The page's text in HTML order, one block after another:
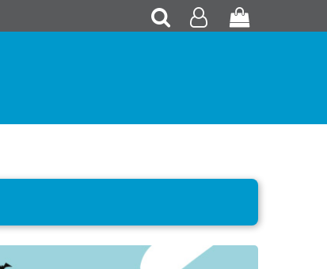
Recherche
Mon